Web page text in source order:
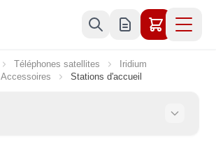
Téléphones satellites
Iridium
Accessoires Stations d'accueil